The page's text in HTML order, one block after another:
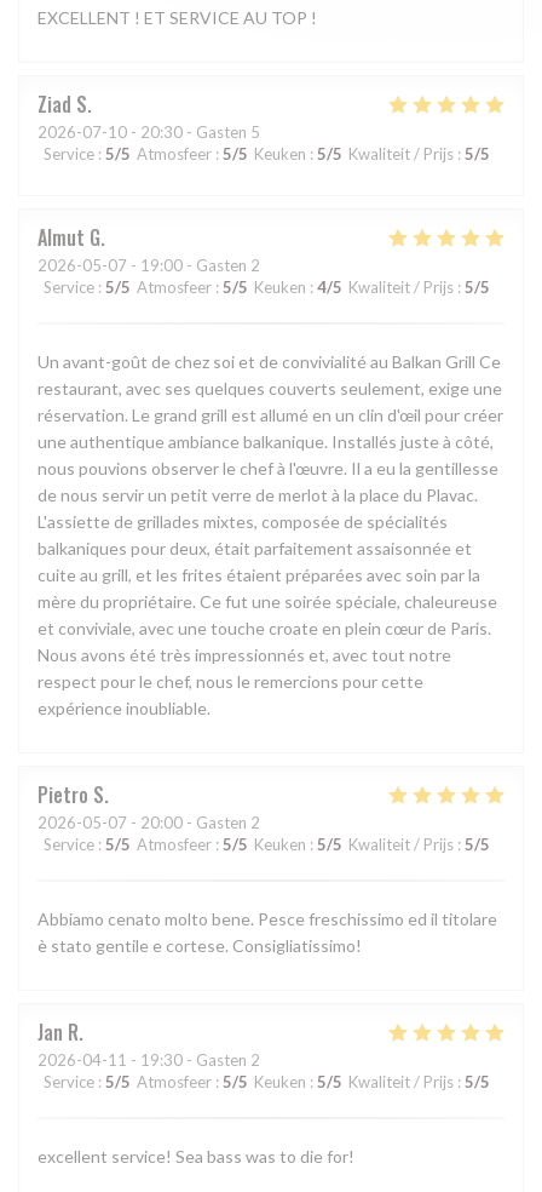
EXCELLENT ! ET SERVICE AU TOP !
Ziad S
2026-07-10 - 20:30 - Gasten 5
Service : 5/5 Atmosfeer : 5/5 Keuken : 5/5 Kwaliteit / Prijs : 5/5
Almut G
2026-05-07 - 19:00 - Gasten 2
Service : 5/5 Atmosfeer : 5/5 Keuken : 4/5 Kwaliteit / Prijs : 5/5
Un avant-goût de chez soi et de convivialité au Balkan Grill Ce
restaurant, avec ses quelques couverts seulement, exige une
réservation. Le grand grill est allumé en un clin d'œil pour créer
une authentique ambiance balkanique. Installés juste à côté,
nous pouvions observer le chef à l'œuvre. Il a eu la gentillesse
de nous servir un petit verre de merlot à la place du Plavac.
L'assiette de grillades mixtes, composée de spécialités
balkaniques pour deux, était parfaitement assaisonnée et
cuite au grill, et les frites étaient préparées avec soin par la
mère du propriétaire. Ce fut une soirée spéciale, chaleureuse
et conviviale, avec une touche croate en plein cœur de Paris.
Nous avons été très impressionnés et, avec tout notre
respect pour le chef, nous le remercions pour cette
expérience inoubliable.
Pietro S
2026-05-07 - 20:00 - Gasten 2
Service : 5/5 Atmosfeer : 5/5 Keuken : 5/5 Kwaliteit / Prijs : 5/5
Abbiamo cenato molto bene. Pesce freschissimo ed il titolare
è stato gentile e cortese. Consigliatissimo!
Jan R
2026-04-11 - 19:30 - Gasten 2
Service : 5/5 Atmosfeer : 5/5 Keuken : 5/5 Kwaliteit / Prijs : 5/5
excellent service! Sea bass was to die for!